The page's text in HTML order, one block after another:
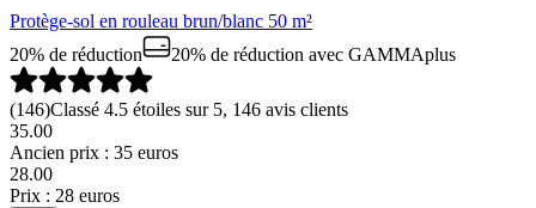
Protège-sol en rouleau brun/blanc 50 m²
20% de réduction
20% de réduction avec GAMMAplus
(146)Classé 4.5 étoiles sur 5, 146 avis clients
35.00
Ancien prix : 35 euros
28.00
Prix : 28 euros